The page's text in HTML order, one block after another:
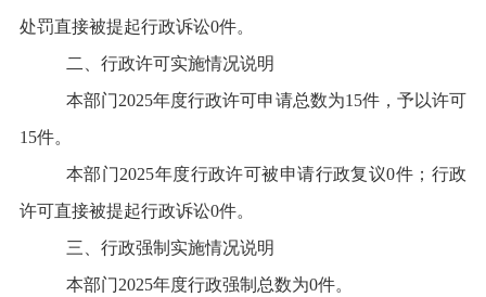
处罚直接被提起行政诉讼0件。
二、行政许可实施情况说明
本部门2025年度行政许可申请总数为15件，予以许可
15件。
本部门2025年度行政许可被申请行政复议0件 ；行政
许可直接被提起行政诉讼0件。
三、行政强制实施情况说明
本部门2025年度行政强制总数为0件。